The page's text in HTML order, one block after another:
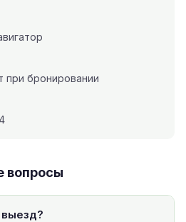
при бронировании
вопросы
выезд?